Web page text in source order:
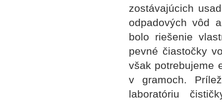
zostávajúcich
odpadových vôd
bolo riešenie
pevné čiastočky
však potrebujeme
v gramoch.
laboratóriu